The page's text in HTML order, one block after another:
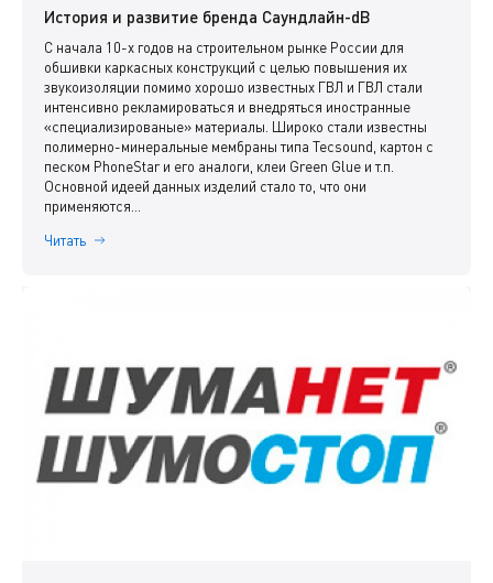
История и развитие бренда Саундлайн-dB
С начала 10-х годов на строительном рынке России для
обшивки каркасных конструкций с целью повышения их
звукоизоляции помимо хорошо известных ГВЛ и ГВЛ стали
интенсивно рекламироваться и внедряться иностранные
«специализированые» материалы. Широко стали известны
полимерно-минеральные мембраны типа Tecsound, картон с
песком PhoneStar и его аналоги, клеи Green Glue и т.п.
Основной идеей данных изделий стало то, что они
применяются...
Читать